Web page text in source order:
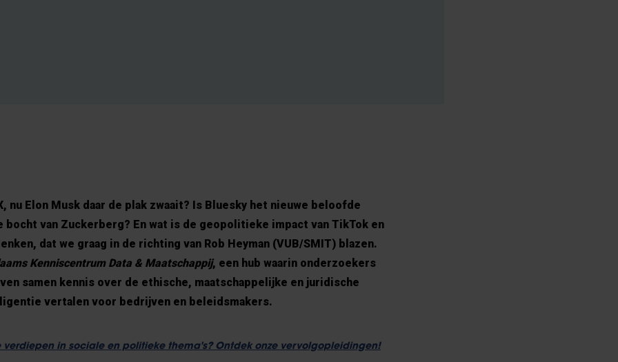
nu Elon Musk daar de plak zwaait? Is Bluesky het nieuwe beloofde
bocht van Zuckerberg? En wat is de geopolitieke impact van TikTok en
dat we graag in de richting van Rob Heyman (VUB/SMIT) blazen.
Kenniscentrum Data & Maatschappij, een hub waarin onderzoekers
samen kennis over de ethische, maatschappelijke en juridische
vertalen voor bedrijven en beleidsmakers.
verdiepen in sociale en politieke thema's? Ontdek onze vervolgopleidingen!